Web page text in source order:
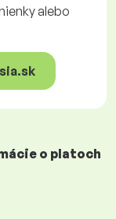
alebo
o platoch